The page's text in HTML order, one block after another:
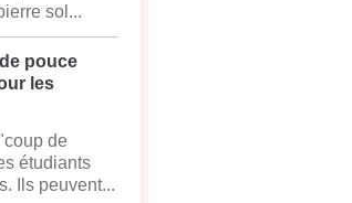
sol...
pouce
les
de
étudiants
Ils peuvent...